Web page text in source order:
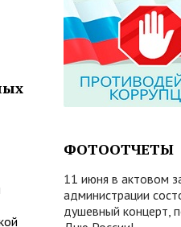
ФОТООТЧЕТЫ
11 июня в актовом
администрации
душевный концерт,